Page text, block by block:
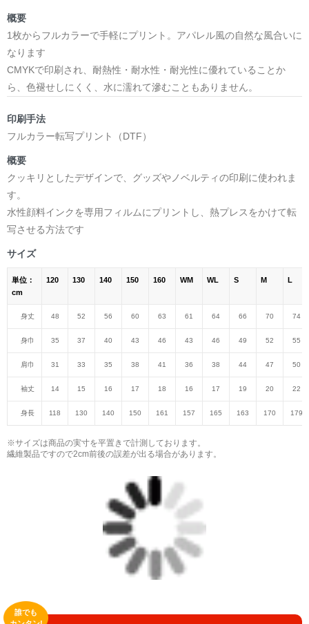
概要
1枚からフルカラーで手軽にプリント。アパレル風の自然な風合いに
なります
CMYKで印刷され、耐熱性・耐水性・耐光性に優れていることか
ら、色褪せしにくく、水に濡れて滲むこともありません。
印刷手法
フルカラー転写プリント（DTF）
概要
クッキリとしたデザインで、グッズやノベルティの印刷に使われま
す。
水性顔料インクを専用フィルムにプリントし、熱プレスをかけて転
写させる方法です
サイズ
単位：
cm
120 130 140 150 160 WM WL S M L
身丈 48 52 56 60 63 61 64 66 70 74
身巾 35 37 40 43 46 43 46 49 52 55
肩巾 31 33 35 38 41 36 38 44 47 50
袖丈 14 15 16 17 18 16 17 19 20 22
身長 118 130 140 150 161 157 165 163 170 179
※サイズは商品の実寸を平置きで計測しております。
繊維製品ですので2cm前後の誤差が出る場合があります。
誰でも